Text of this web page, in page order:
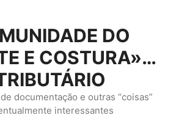
DO
E COSTURA»…
documentação e outras “coisas”
interessantes